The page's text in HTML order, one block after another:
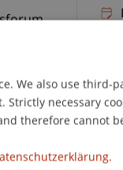
in diesem
zu
We also use third-
Strictly necessary
therefore cannot